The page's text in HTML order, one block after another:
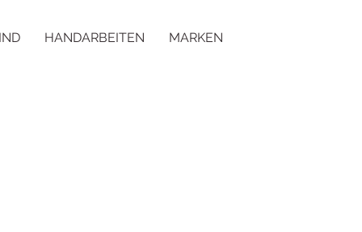
HANDARBEITEN MARKEN